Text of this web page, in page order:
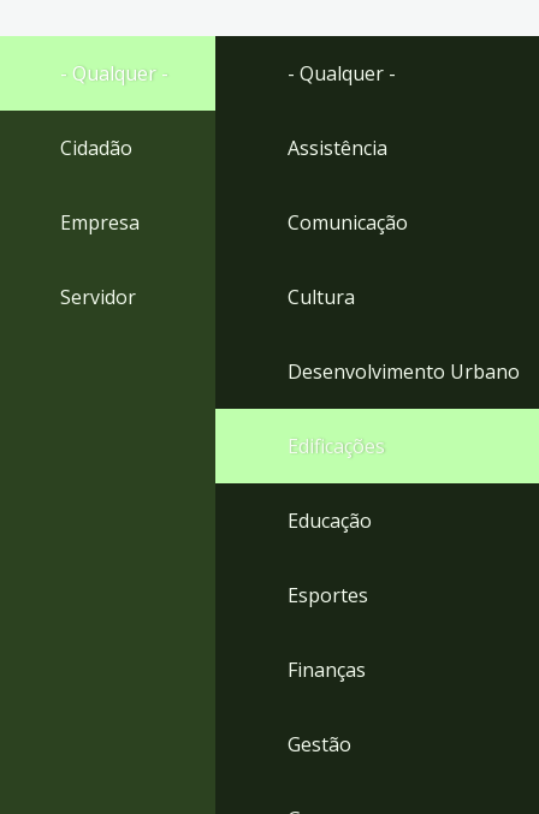
Ir
rodapé
- Qualquer -
Cidadão
Empresa
Servidor
- Qualquer -
Assistência
Comunicação
Cultura
Desenvolvimento Urbano
Edificações
Educação
Esportes
Finanças
Gestão